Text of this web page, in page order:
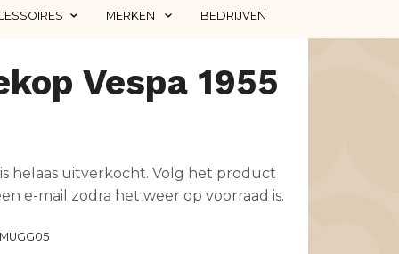
MERKEN BEDRIJVEN
Vespa 1955
helaas uitverkocht. Volg het product
e-mail zodra het weer op voorraad is.